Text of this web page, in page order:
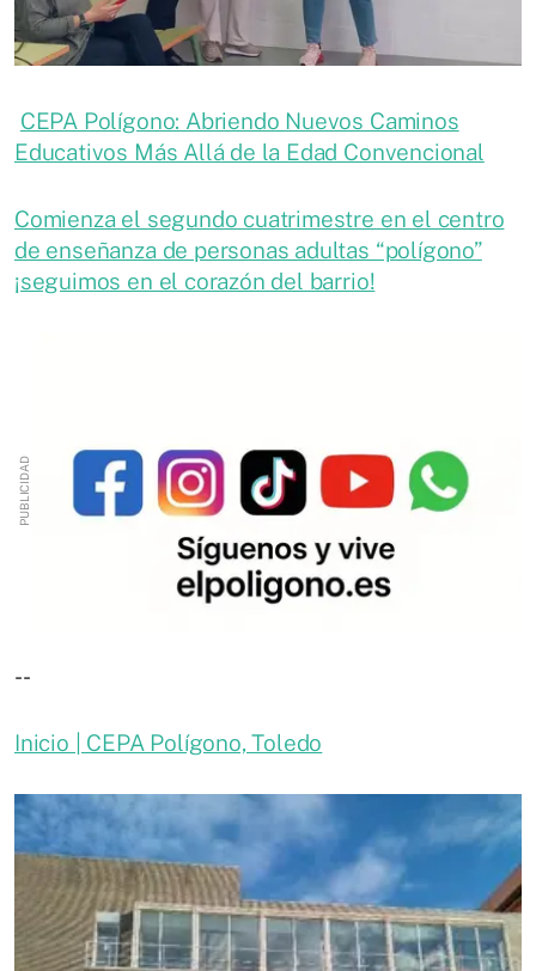
CEPA Polígono: Abriendo Nuevos Caminos
Educativos Más Allá de la Edad Convencional
Comienza el segundo cuatrimestre en el centro
de enseñanza de personas adultas “polígono”
¡seguimos en el corazón del barrio!
--
Inicio | CEPA Polígono, Toledo